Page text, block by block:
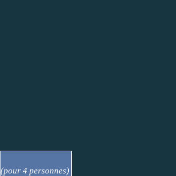
(pour 4 personnes)